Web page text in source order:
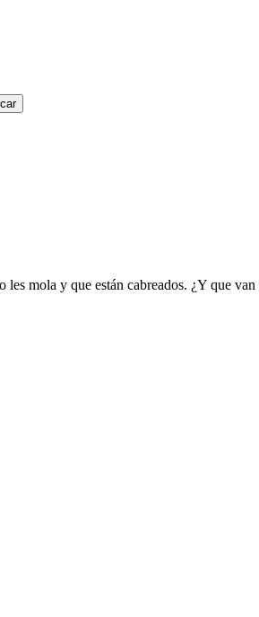
mola y que están cabreados. ¿Y que